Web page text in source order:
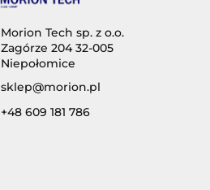
Morion Tech sp. z o.o.
Zagórze 204 32-005
Niepołomice
sklep@morion.pl
+48 609 181 786